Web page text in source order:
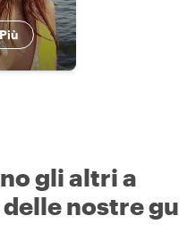
gli altri a
nostre